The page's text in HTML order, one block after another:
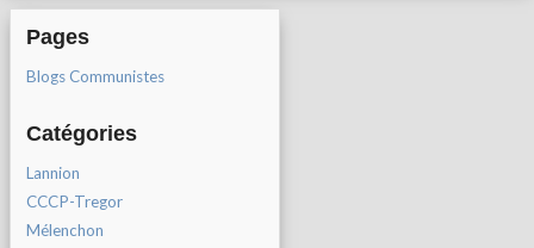
Pages
Blogs Communistes
Catégories
Lannion
CCCP-Tregor
Mélenchon